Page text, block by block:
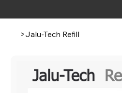
>Jalu-Tech Refill